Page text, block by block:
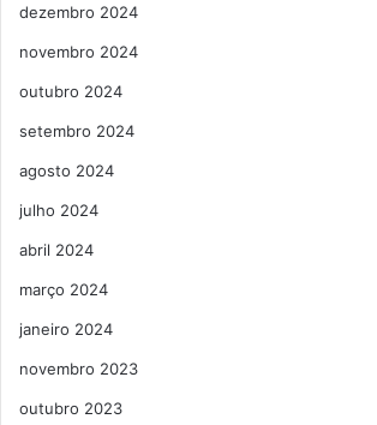
dezembro 2024
novembro 2024
outubro 2024
setembro 2024
agosto 2024
julho 2024
abril 2024
março 2024
janeiro 2024
novembro 2023
outubro 2023